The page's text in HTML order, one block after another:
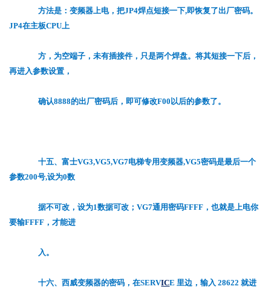
方法是：变频器上电，把JP4焊点短接一下,即恢复了出厂密码。
JP4在主板CPU上
方，为空端子，未有插接件，只是两个焊盘。将其短接一下后，
再进入参数设置，
确认8888的出厂密码后，即可修改F00以后的参数了。
十五、富士VG3,VG5,VG7电梯专用变频器,VG5密码是最后一个
参数200号,设为0数
据不可改，设为1数据可改；VG7通用密码FFFF，也就是上电你
要输FFFF，才能进
入。
十六、西威变频器的密码，在SERVICE 里边，输入 28622 就进